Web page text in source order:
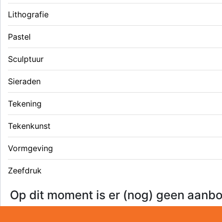
Lithografie
Pastel
Sculptuur
Sieraden
Tekening
Tekenkunst
Vormgeving
Zeefdruk
Op dit moment is er (nog) geen